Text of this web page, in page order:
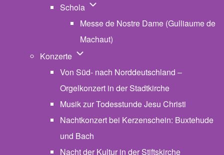
Schola Unternavigation von Schola
Messe de Nostre Dame (Gulliaume de
Machaut)
Konzerte Unternavigation von Konzerte
Von Süd- nach Norddeutschland –
Orgelkonzert in der Stadtkirche
Musik zur Todesstunde Jesu Christi
Nachtkonzert bei Kerzenschein: Buxtehude
und Bach
Nacht der Kultur in der Stiftskirche